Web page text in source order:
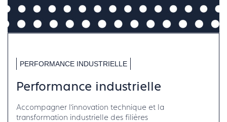
PERFORMANCE INDUSTRIELLE
Performance industrielle
Accompagner l’innovation technique et la
transformation industrielle des filières